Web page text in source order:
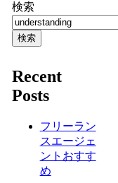
検索
検索
Recent
Posts
フリーラン
スエージェ
ントおすす
め